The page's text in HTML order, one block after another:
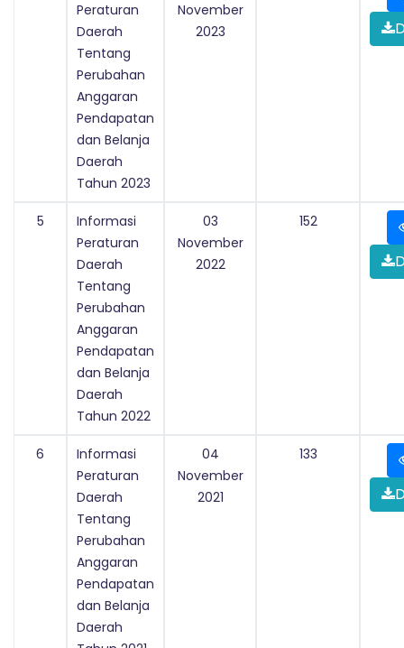
Peraturan
Daerah
Tentang
Perubahan
Anggaran
Pendapatan
dan Belanja
Daerah
Tahun 2023
November
2023
5
Informasi
Peraturan
Daerah
Tentang
Perubahan
Anggaran
Pendapatan
dan Belanja
Daerah
Tahun 2022
03
November
2022
152
6
Informasi
Peraturan
Daerah
Tentang
Perubahan
Anggaran
Pendapatan
dan Belanja
Daerah
04
November
2021
133